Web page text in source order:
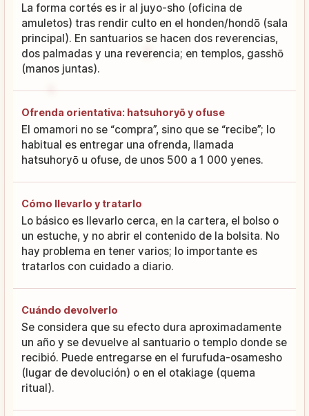
La forma cortés es ir al juyo-sho (oficina de
amuletos) tras rendir culto en el honden/hondō (sala
principal). En santuarios se hacen dos reverencias,
dos palmadas y una reverencia; en templos, gasshō
(manos juntas).
Ofrenda orientativa: hatsuhoryō y ofuse
El omamori no se “compra”, sino que se “recibe”; lo
habitual es entregar una ofrenda, llamada
hatsuhoryō u ofuse, de unos 500 a 1 000 yenes.
Cómo llevarlo y tratarlo
Lo básico es llevarlo cerca, en la cartera, el bolso o
un estuche, y no abrir el contenido de la bolsita. No
hay problema en tener varios; lo importante es
tratarlos con cuidado a diario.
Cuándo devolverlo
Se considera que su efecto dura aproximadamente
un año y se devuelve al santuario o templo donde se
recibió. Puede entregarse en el furufuda-osamesho
(lugar de devolución) o en el otakiage (quema
ritual).